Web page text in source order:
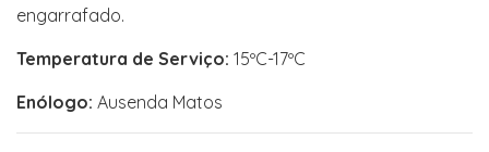
engarrafado.
Temperatura de Serviço: 15ºC-17ºC
Enólogo: Ausenda Matos